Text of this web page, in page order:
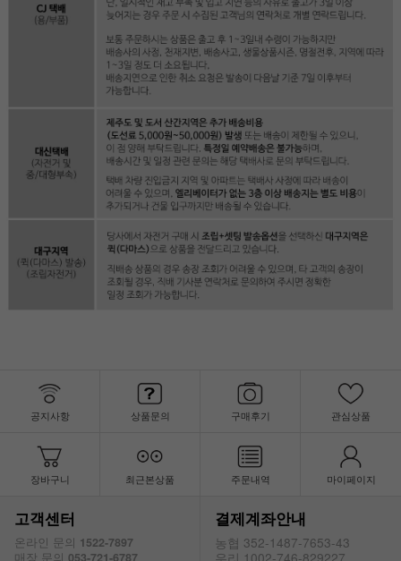
공지사항 상품문의 구매후기 관심상품
장바구니 최근본상품 주문내역 마이페이지
고객센터
온라인 문의 1522-7897
매장 문의 053-721-6787
결제계좌안내
농협 352-1487-7653-43
우리 1002-746-829227